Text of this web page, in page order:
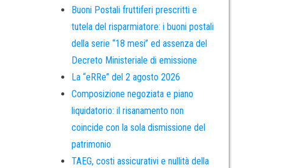
Buoni Postali fruttiferi prescritti e
tutela del risparmiatore: i buoni postali
della serie “18 mesi” ed assenza del
Decreto Ministeriale di emissione
La “eRRe” del 2 agosto 2026
Composizione negoziata e piano
liquidatorio: il risanamento non
coincide con la sola dismissione del
patrimonio
TAEG, costi assicurativi e nullità della